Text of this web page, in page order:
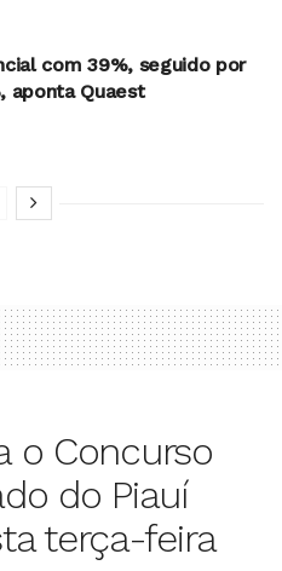
com 39%, seguido por
aponta Quaest
o Concurso
do Piauí
terça-feira